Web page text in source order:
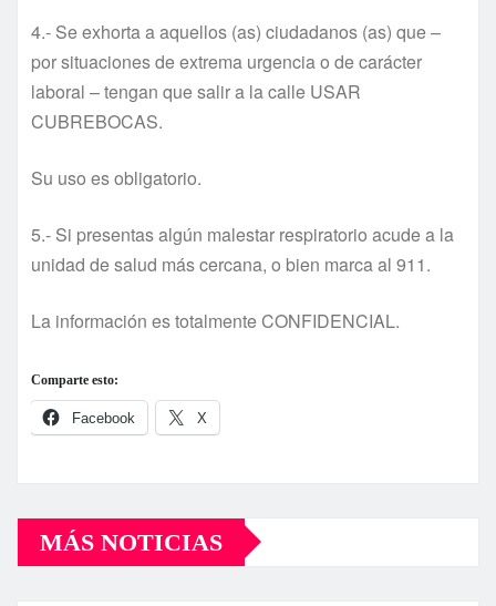
4.- Se exhorta a aquellos (as) ciudadanos (as) que –
por situaciones de extrema urgencia o de carácter
laboral – tengan que salir a la calle USAR
CUBREBOCAS.
Su uso es obligatorio.
5.- Si presentas algún malestar respiratorio acude a la
unidad de salud más cercana, o bien marca al 911.
La información es totalmente CONFIDENCIAL.
Comparte esto:
Facebook X
MÁS NOTICIAS